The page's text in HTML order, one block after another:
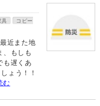
具
コピー
近また地
、もしも
も遅くあ
ょう！！
む